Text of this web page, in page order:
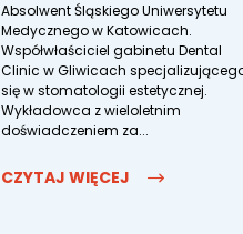
Absolwent Śląskiego Uniwersytetu
Medycznego w Katowicach.
Współwłaściciel gabinetu Dental
Clinic w Gliwicach
się w stomatologii estetycznej.
Wykładowca z wieloletnim
doświadczeniem za...
CZYTAJ WIĘCEJ